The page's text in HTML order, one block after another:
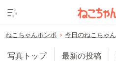
ねこちゃんホンポ 今日のねこちゃん
写真トップ 最新の投稿